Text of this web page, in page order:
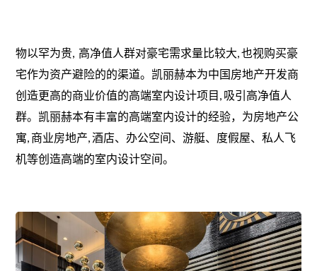
物以罕为贵, 高净值人群对豪宅需求量比较大, 也视购买豪
宅作为资产避险的的渠道。 凯丽赫本为中国房地产开发商
创造更高的商业价值的高端室内设计项目, 吸引高净值人
群。 凯丽赫本有丰富的高端室内设计的经验，为房地产公
寓, 商业房地产, 酒店、办公空间、游艇、度假屋、私人飞
机等创造高端的室内设计空间。